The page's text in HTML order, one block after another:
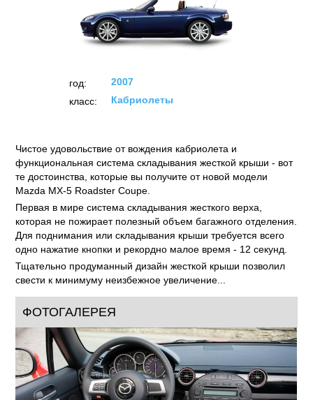
год:
2007
класс:
Кабриолеты
Чистое удовольствие от вождения кабриолета и
функциональная система складывания жесткой крыши - вот
те достоинства, которые вы получите от новой модели
Mazda MX-5 Roadster Coupe.
Первая в мире система складывания жесткого верха,
которая не пожирает полезный объем багажного отделения.
Для поднимания или складывания крыши требуется всего
одно нажатие кнопки и рекордно малое время - 12 секунд.
Тщательно продуманный дизайн жесткой крыши позволил
свести к минимуму неизбежное увеличение...
ФОТОГАЛЕРЕЯ